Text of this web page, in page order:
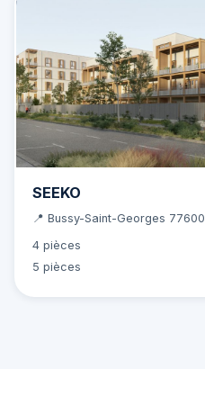
SEEKO
📍 Bussy-Saint-Georges 77600
4 pièces
5 pièces